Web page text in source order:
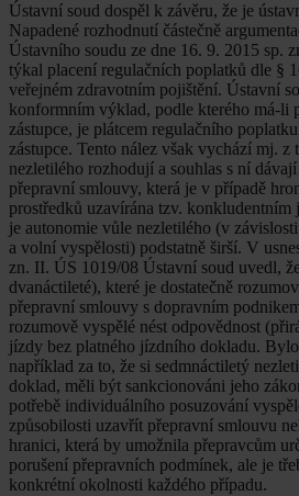
Ústavní soud dospěl k závěru, že je
Napadené rozhodnutí částečně
Ústavního soudu ze dne 16. 9. 2015 sp.
týkal placení regulačních poplatků dle §
veřejném zdravotním pojištění. Ústavní
konformním výklad, podle kterého má-li
zástupce, je plátcem regulačního
zástupce. Tento nález však vychází mj. z
nezletilého rozhodují a souhlas s ní
přepravní smlouvy, která je v případě
prostředků uzavírána tzv. konkludentním
je autonomie vůle nezletilého (v
a volní vyspělosti) podstatně širší. V
zn. II. ÚS 1019/08 Ústavní soud uvedl,
dvanáctileté), které je dostatečně
přepravní smlouvy s dopravním
rozumově vyspělé nést odpovědnost
jízdy bez platného jízdního dokladu.
například za to, že si sedmnáctiletý
doklad, měli být sankcionováni jeho
potřebě individuálního posuzování
způsobilosti uzavřít přepravní smlouvu
hranici, která by umožnila přepravcům
porušení přepravních podmínek, ale je
konkrétní okolnosti každého případu.